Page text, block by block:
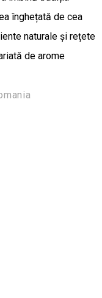
înghețată de cea
naturale și rețete
de arome